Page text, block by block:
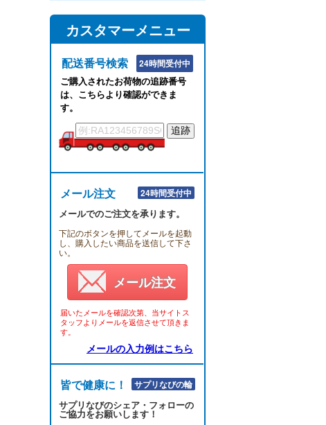
カスタマーメニュー
配送番号検索 24時間受付中
ご購入されたお荷物の追跡番号
は、こちらより確認ができま
す。
メール注文 24時間受付中
メールでのご注文を承ります。
下記のボタンを押してメールを起動
し、購入したい商品を送信して下さ
い。
メール注文
届いたメールを確認次第、当サイトス
タッフよりメールを返信させて頂きま
す。
メールの入力例はこちら
皆で健康に！！サプリなびの輪
サプリなびのシェア・フォローの
ご協力をお願いします！